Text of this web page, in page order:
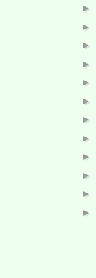
►
►
►
►
►
►
►
►
►
►
►
►